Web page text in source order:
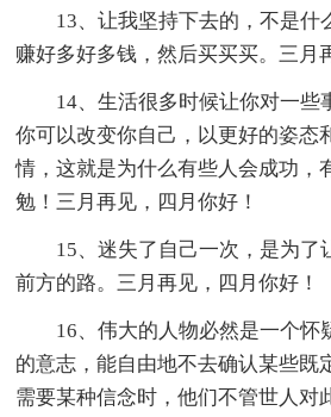
13、让我坚持下去的，不是什
赚好多好多钱，然后买买买。三月
14、生活很多时候让你对一些
你可以改变你自己，以更好的姿态
情，这就是为什么有些人会成功，
勉！三月再见，四月你好！
15、迷失了自己一次，是为了
前方的路。三月再见，四月你好！
16、伟大的人物必然是一个怀
的意志，能自由地不去确认某些既
需要某种信念时，他们不管世人对